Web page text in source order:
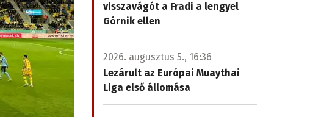
visszavágót a Fradi a lengyel
Górnik ellen
2026. augusztus 5., 16:36
Lezárult az Európai Muaythai
Liga első állomása